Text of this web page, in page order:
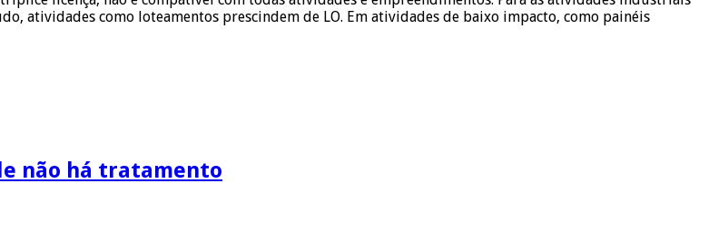
atividades como loteamentos prescindem de LO. Em atividades de baixo impacto, como painéis
não há tratamento